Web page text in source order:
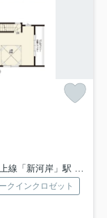
「新河岸」駅 徒歩24分
クインクロゼット